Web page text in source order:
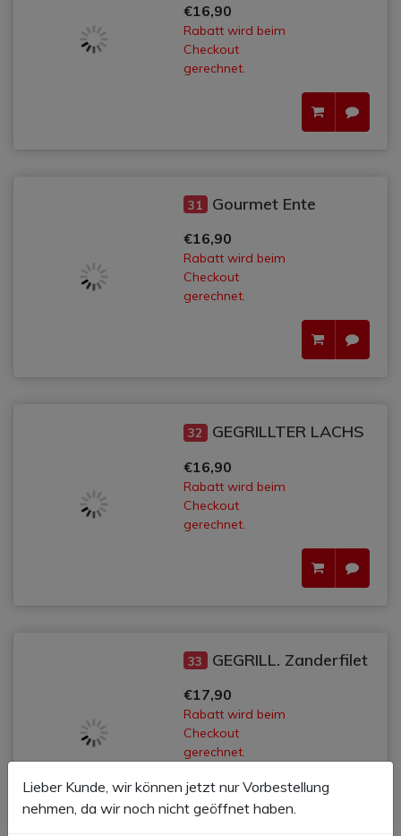
€16,90
Rabatt wird beim
Checkout
gerechnet.
31 Gourmet Ente
€16,90
Rabatt wird beim
Checkout
gerechnet.
32 GEGRILLTER LACHS
€16,90
Rabatt wird beim
Checkout
gerechnet.
33 GEGRILL. Zanderfilet
€17,90
Rabatt wird beim
Checkout
gerechnet.
Lieber Kunde, wir können jetzt nur Vorbestellung
nehmen, da wir noch nicht geöffnet haben.